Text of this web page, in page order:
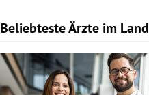
Beliebteste Ärzte im Land
Slide 1 von 1